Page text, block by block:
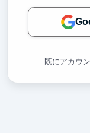
既にアカウ